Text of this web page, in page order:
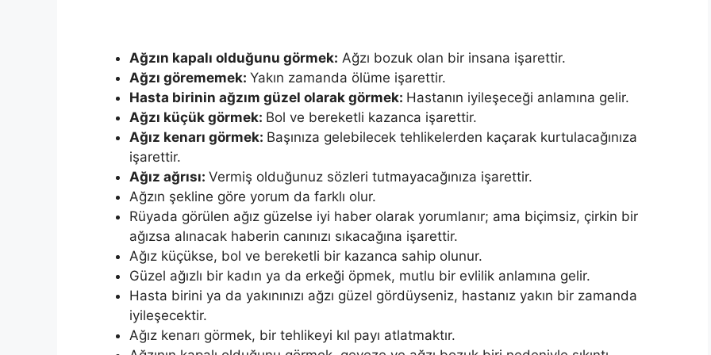
Ağzın kapa­lı olduğunu görmek: Ağzı bozuk olan bir insana işarettir.
Ağzı göreme­mek: Yakın zamanda ölüme işarettir.
Hasta birinin ağzım güzel olarak görmek: Hastanın iyileşeceği anlamına gelir.
Ağzı küçük görmek: Bol ve bereketli kazanca işarettir.
Ağız kenarı görmek: Başınıza gelebilecek teh­likelerden kaçarak kurtulacağınıza
işarettir.
Ağız ağrısı: Vermiş olduğunuz sözleri tutmayacağınıza işa­rettir.
Ağzın şekline göre yorum da farklı olur.
Rüyada görü­len ağız güzelse iyi haber olarak yorumlanır; ama biçimsiz, çirkin bir
ağızsa alınacak haberin canınızı sıkacağına işaret­tir.
Ağız küçükse, bol ve bereketli bir kazanca sahip olunur.
Güzel ağızlı bir kadın ya da erkeği öpmek, mutlu bir evlilik anlamına gelir.
Hasta birini ya da yakınınızı ağzı güzel gör­düyseniz, hastanız yakın bir zamanda
iyileşecektir.
Ağız ke­narı görmek, bir tehlikeyi kıl payı atlatmaktır.